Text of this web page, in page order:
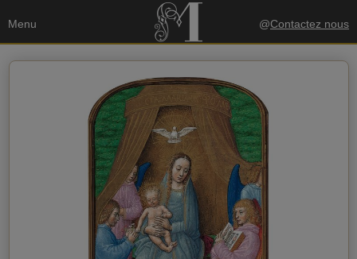
Menu @Contactez nous
Vos données
Envoyer une copie à mon email
J'accepte la
politique de confidentialité